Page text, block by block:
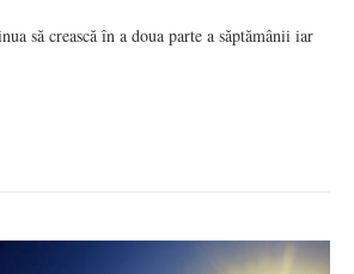
să crească în a doua parte a săptămânii iar